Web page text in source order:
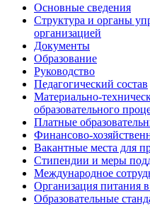
Основные сведения
Структура и органы
организацией
Документы
Образование
Руководство
Педагогический состав
Материально-
образовательного
Платные
Финансово-
Вакантные места для
Стипендии и меры
Международное
Организация питания
Образовательные